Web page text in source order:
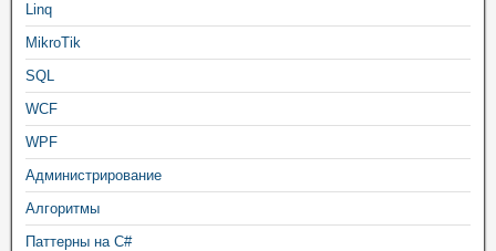
Linq
MikroTik
SQL
WCF
WPF
Администрирование
Алгоритмы
Паттерны на C#